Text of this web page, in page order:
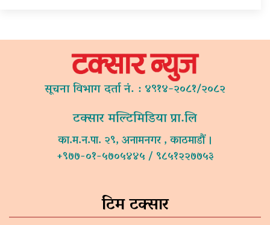
सूचना विभाग दर्ता नं. : ४९१४-२०८१/२०८२
टक्सार मल्टिमिडिया प्रा.लि
का.म.न.पा. २९, अनामनगर , काठमाडौं ।
+९७७-०१-५७०५४४५ / ९८५१२२७७५३
टिम टक्सार